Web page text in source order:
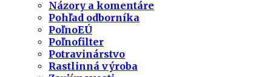
Názory a komentáre
Pohľad odborníka
PoľnoEÚ
Poľnofilter
Potravinárstvo
Rastlinná výroba